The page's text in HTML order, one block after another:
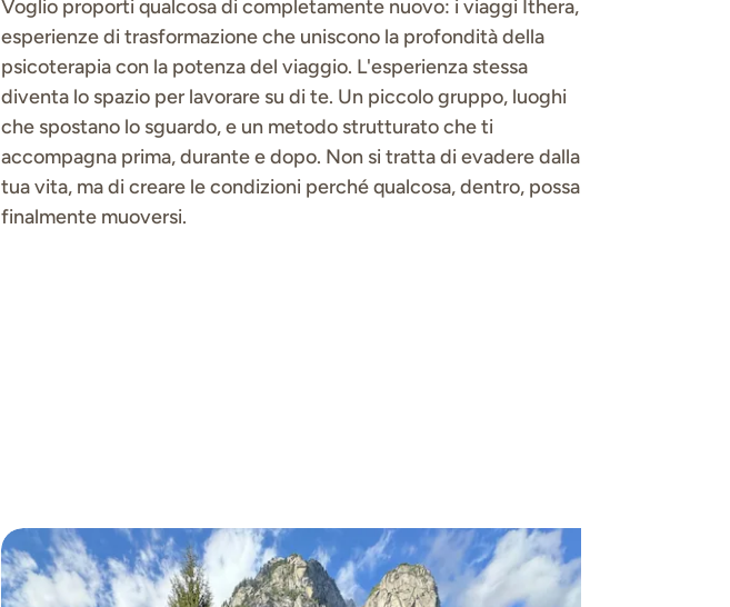
Voglio proporti qualcosa di completamente nuovo: i viaggi Ithera,
esperienze di trasformazione che uniscono la profondità della
psicoterapia con la potenza del viaggio. L'esperienza stessa
diventa lo spazio per lavorare su di te. Un piccolo gruppo, luoghi
che spostano lo sguardo, e un metodo strutturato che ti
accompagna prima, durante e dopo. Non si tratta di evadere dalla
tua vita, ma di creare le condizioni perché qualcosa, dentro, possa
finalmente muoversi.